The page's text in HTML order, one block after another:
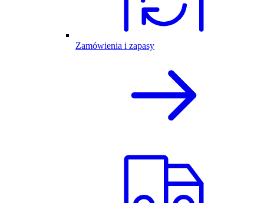
Zamówienia i zapasy